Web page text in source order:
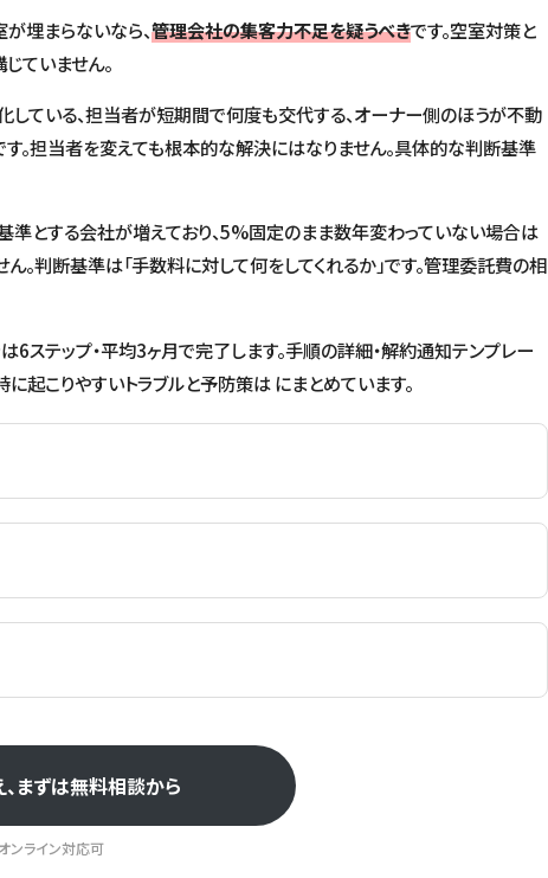
埋まらないなら、管理会社の集客力不足を疑うべきです。空室対策と
ていません。
ている、担当者が短期間で何度も交代する、オーナー側のほうが不動
担当者を変えても根本的な解決にはなりません。具体的な判断基準
とする会社が増えており、5%固定のまま数年変わっていない場合は
判断基準は「手数料に対して何をしてくれるか」です。管理委託費の相
6ステップ・平均3ヶ月で完了します。手順の詳細・解約通知テンプレー
起こりやすいトラブルと予防策は にまとめています。
まずは無料相談から
ンライン対応可